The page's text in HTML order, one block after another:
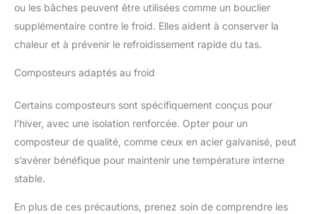
ou les bâches peuvent être utilisées comme un bouclier
supplémentaire contre le froid. Elles aident à conserver la
chaleur et à prévenir le refroidissement rapide du tas.
Composteurs adaptés au froid
Certains composteurs sont spécifiquement conçus pour
l’hiver, avec une isolation renforcée. Opter pour un
composteur de qualité, comme ceux en acier galvanisé, peut
s’avérer bénéfique pour maintenir une température interne
stable.
En plus de ces précautions, prenez soin de comprendre les